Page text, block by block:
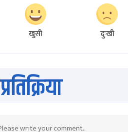
खुसी दुःखी
प्रतिक्रिया